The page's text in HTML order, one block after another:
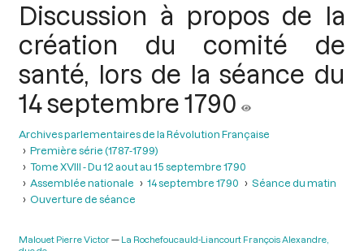
Discussion à propos de la
création du comité de
santé, lors de la séance du
14 septembre 1790
Archives parlementaires de la Révolution Française
Première série (1787-1799)
Tome XVIII - Du 12 aout au 15 septembre 1790
Assemblée nationale
14 septembre 1790
Séance du matin
Ouverture de séance
Malouet Pierre Victor
La Rochefoucauld-Liancourt François Alexandre,